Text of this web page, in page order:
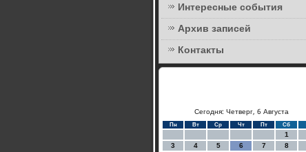
Интересные события
Архив записей
Контакты
Сегодня: Четверг, 6 Августа
Пн Вт Ср Чт Пт Сб
1
3
4 5 6 7 8